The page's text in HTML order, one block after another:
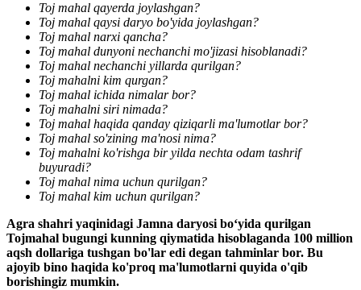
Toj mahal qayerda joylashgan?
Toj mahal qaysi daryo bo'yida joylashgan?
Toj mahal narxi qancha?
Toj mahal dunyoni nechanchi mo'jizasi hisoblanadi?
Toj mahal nechanchi yillarda qurilgan?
Toj mahalni kim qurgan?
Toj mahal ichida nimalar bor?
Toj mahalni siri nimada?
Toj mahal haqida qanday qiziqarli ma'lumotlar bor?
Toj mahal so'zining ma'nosi nima?
Toj mahalni ko'rishga bir yilda nechta odam tashrif
buyuradi?
Toj mahal nima uchun qurilgan?
Toj mahal kim uchun qurilgan?
Agra shahri yaqinidagi Jamna daryosi boʻyida qurilgan
Tojmahal bugungi kunning qiymatida hisoblaganda 100 million
aqsh dollariga tushgan bo'lar edi degan tahminlar bor. Bu
ajoyib bino haqida ko'proq ma'lumotlarni quyida o'qib
borishingiz mumkin.